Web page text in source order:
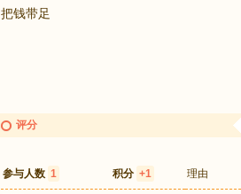
把钱带足
评分
参与人数 1 积分 +1 理由